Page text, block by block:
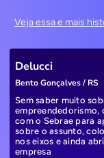
Veja essa e mais
Delucci
Bento Gonçalves / RS
Sem saber muito
empreendedorismo,
com o Sebrae para
sobre o assunto,
nos eixos e ainda
empresa